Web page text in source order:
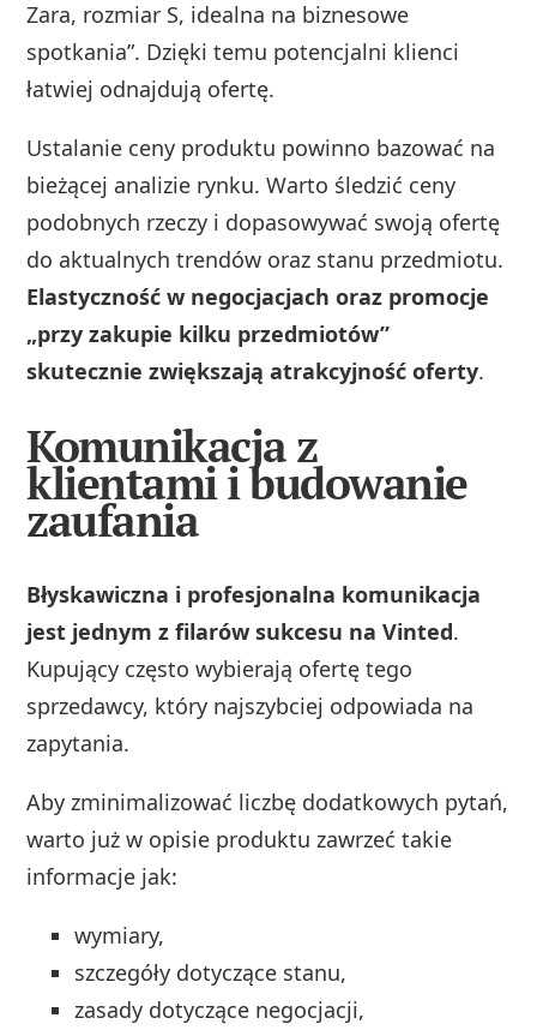
Zara, rozmiar S, idealna na biznesowe
spotkania”. Dzięki temu potencjalni klienci
łatwiej odnajdują ofertę.
Ustalanie ceny produktu powinno bazować na
bieżącej analizie rynku. Warto śledzić ceny
podobnych rzeczy i dopasowywać swoją ofertę
do aktualnych trendów oraz stanu przedmiotu.
Elastyczność w negocjacjach oraz promocje
„przy zakupie kilku przedmiotów”
skutecznie zwiększają atrakcyjność oferty.
Komunikacja z
klientami i budowanie
zaufania
Błyskawiczna i profesjonalna komunikacja
jest jednym z filarów sukcesu na Vinted.
Kupujący często wybierają ofertę tego
sprzedawcy, który najszybciej odpowiada na
zapytania.
Aby zminimalizować liczbę dodatkowych pytań,
warto już w opisie produktu zawrzeć takie
informacje jak:
wymiary,
szczegóły dotyczące stanu,
zasady dotyczące negocjacji,